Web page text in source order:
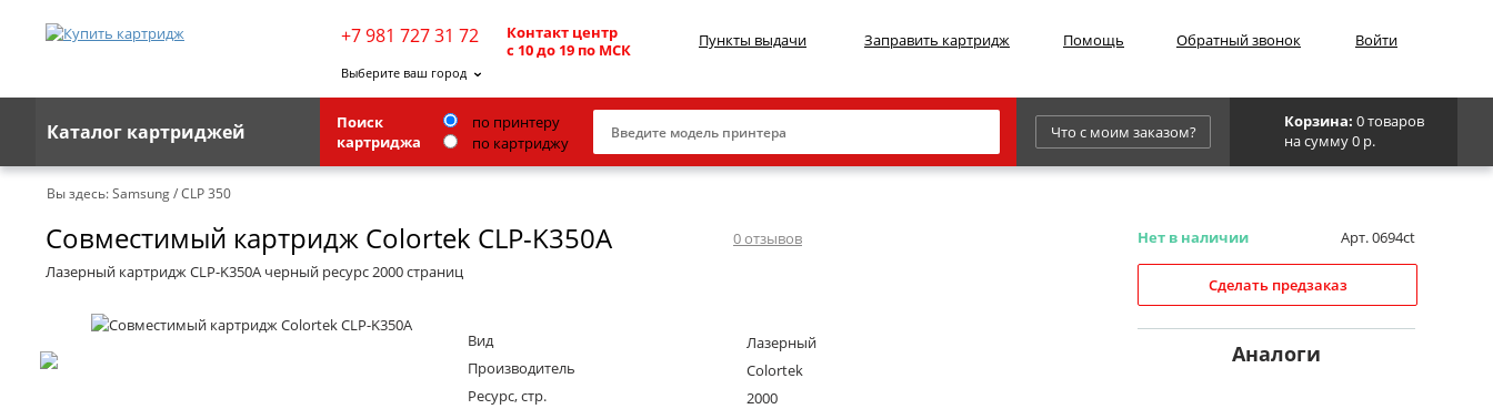
+7 981 727 31 72
Контакт центр
с 10 до 19 по МСК
Выберите ваш город
Пункты выдачи Заправить картридж Помощь Обратный звонок Войти
Каталог картриджей
Brother
G&G
HP
Kodak
Lexmark
Xerox
Поиск
картриджа
по принтеру
по картриджу
Что с моим заказом?
Корзина: 0 товаров
на сумму 0 р.
Вы здесь:Samsung/CLP 350
Совместимый картридж Colortek CLP-K350A 0отзывов
Лазерный картридж CLP-K350A черный ресурс 2000 страниц
Вид
Лазерный
Производитель
Colortek
Ресурс, стр.
2000
Нет в наличии Арт. 0694ct
Сделать предзаказ
Аналоги